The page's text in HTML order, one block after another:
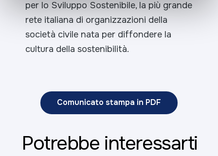
per lo Sviluppo Sostenibile, la più grande
rete italiana di organizzazioni della
società civile nata per diffondere la
cultura della sostenibilità.
Comunicato stampa in PDF
Potrebbe interessarti